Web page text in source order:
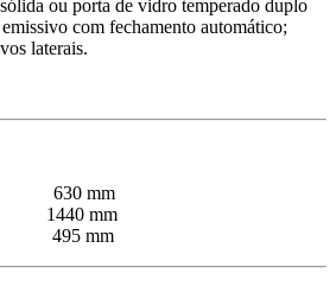
sólida ou porta de vidro temperado duplo
com fechamento automático;
laterais.
internas
mm
mm
495 mm